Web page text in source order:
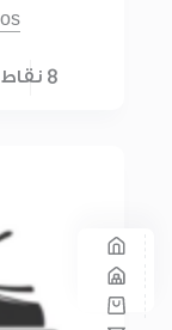
8 نقاط